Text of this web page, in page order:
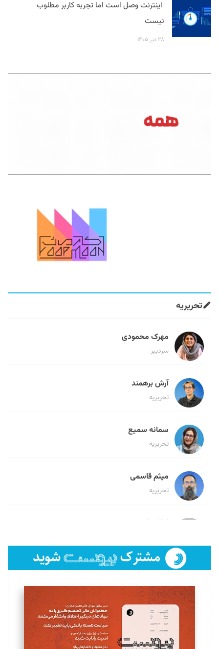
اینترنت وصل است اما تجربه کاربر مطلوب
نیست
۲۸ تیر ۱۴۰۵
تحریریه
مهرک محمودی
سردبیر
آرش برهمند
تحریریه
سمانه سمیع
تحریریه
میثم قاسمی
تحریریه
لیلا حنارود
فائزه فتحی رستمی
تحریریه
سروش کرمیان
تحریریه